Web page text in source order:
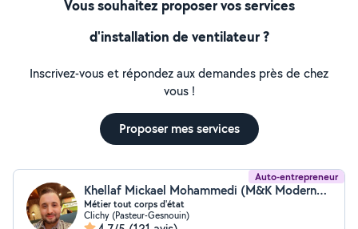
Vous souhaitez proposer vos services
d'installation de ventilateur ?
Inscrivez-vous et répondez aux demandes près de chez
vous !
Proposer mes services
Auto-entrepreneur
Khellaf Mickael Mohammedi (M&K ModernestDecor)
Métier tout corps d'état
Clichy (Pasteur-Gesnouin)